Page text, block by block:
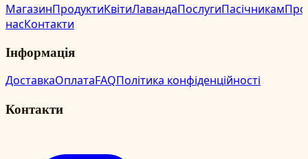
МагазинПродуктиКвітиЛавандаПослугиПасічникамПро
насКонтакти
Інформація
ДоставкаОплатаFAQПолітика конфіденційності
Контакти